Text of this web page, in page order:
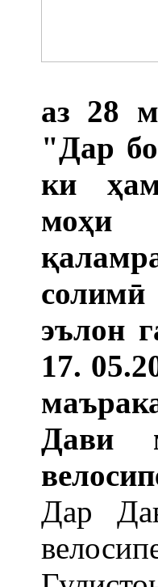
аз 28
"Дар
ки
моҳи
эълон
17.
Дави
Дар